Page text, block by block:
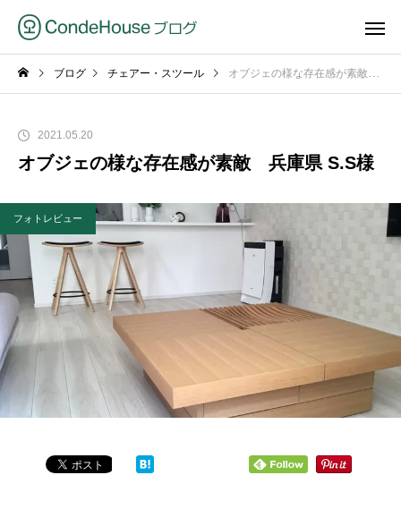
ブログ チェアー・スツール オブジェの様な存在感が素敵 兵庫県 S.S様
2021.05.20
オブジェの様な存在感が素敵 兵庫県 S.S様
フォトレビュー